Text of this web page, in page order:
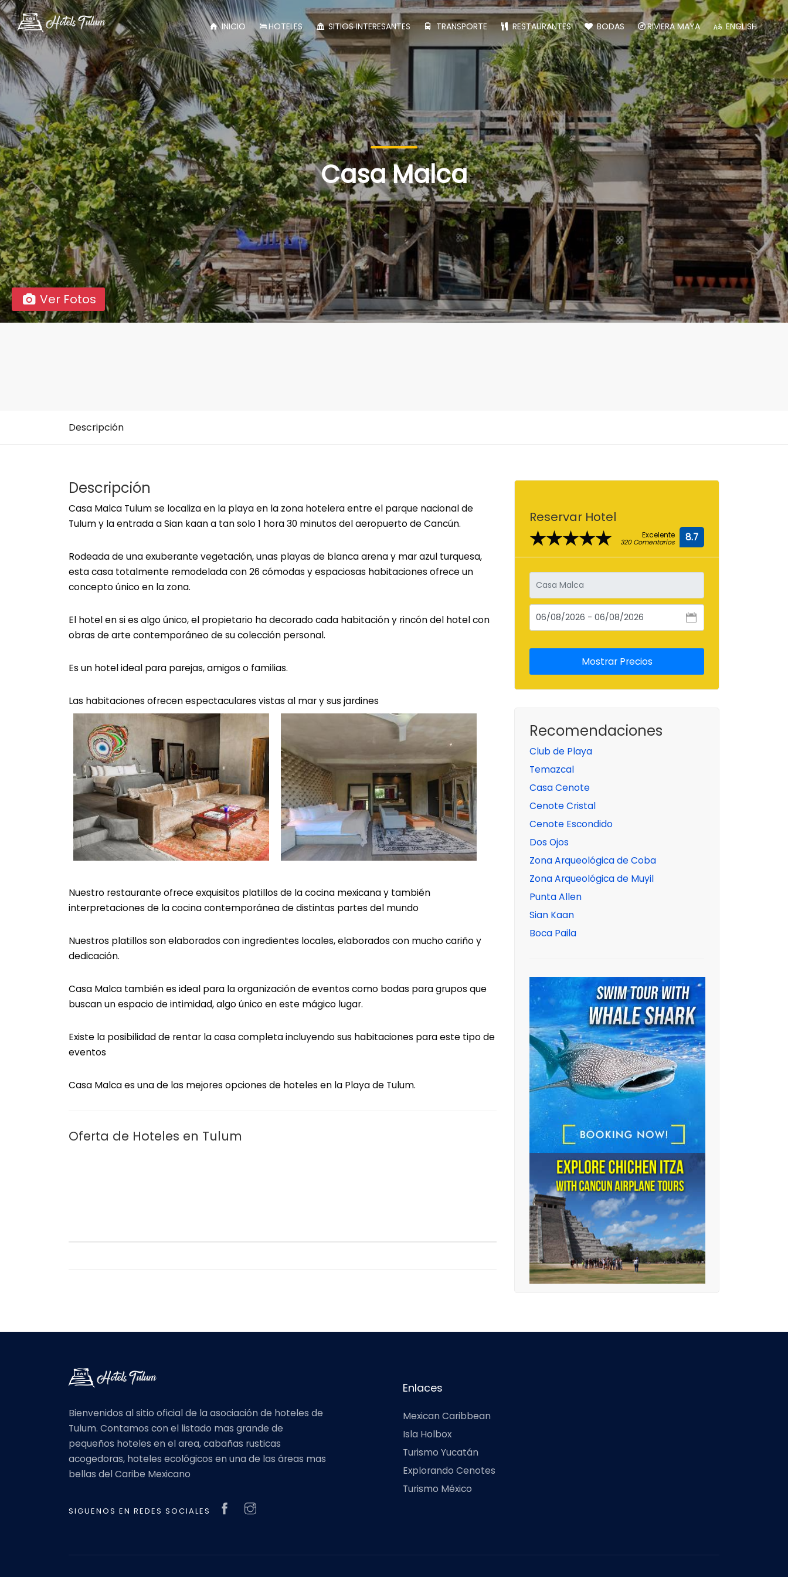
Casa Malca
Ver Fotos
Descripción
Descripción
Casa Malca Tulum se localiza en la playa en la zona hotelera entre el parque nacional de
Tulum y la entrada a Sian kaan a tan solo 1 hora 30 minutos del aeropuerto de Cancún.
Rodeada de una exuberante vegetación, unas playas de blanca arena y mar azul turquesa,
esta casa totalmente remodelada con 26 cómodas y espaciosas habitaciones ofrece un
concepto único en la zona.
El hotel en si es algo único, el propietario ha decorado cada habitación y rincón del hotel con
obras de arte contemporáneo de su colección personal.
Es un hotel ideal para parejas, amigos o familias.
Las habitaciones ofrecen espectaculares vistas al mar y sus jardines
Nuestro restaurante ofrece exquisitos platillos de la cocina mexicana y también
interpretaciones de la cocina contemporánea de distintas partes del mundo
Nuestros platillos son elaborados con ingredientes locales, elaborados con mucho cariño y
dedicación.
Casa Malca también es ideal para la organización de eventos como bodas para grupos que
buscan un espacio de intimidad, algo único en este mágico lugar.
Existe la posibilidad de rentar la casa completa incluyendo sus habitaciones para este tipo de
eventos
Casa Malca es una de las mejores opciones de hoteles en la Playa de Tulum.
Oferta de Hoteles en Tulum
Reservar Hotel
★★★★★ Excelente
320 Comentarios 8.7
Recomendaciones
Club de Playa
Temazcal
Casa Cenote
Cenote Cristal
Cenote Escondido
Dos Ojos
Zona Arqueológica de Coba
Zona Arqueológica de Muyil
Punta Allen
Sian Kaan
Boca Paila
Bienvenidos al sitio oficial de la asociación de hoteles de
Tulum. Contamos con el listado mas grande de
pequeños hoteles en el area, cabañas rusticas
acogedoras, hoteles ecológicos en una de las áreas mas
bellas del Caribe Mexicano
SIGUENOS EN REDES SOCIALES
Enlaces
Mexican Caribbean
Isla Holbox
Turismo Yucatán
Explorando Cenotes
Turismo México
INICIO HOTELES SITIOS INTERESANTES TRANSPORTE RESTAURANTES BODAS RIVIERA MAYA ENGLISH